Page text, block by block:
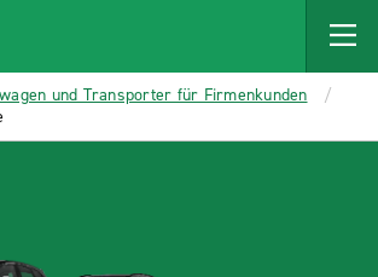
und Transporter für Firmenkunden